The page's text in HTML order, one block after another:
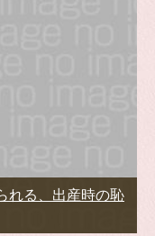
れる、出産時の恥